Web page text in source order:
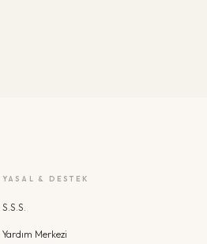
YASAL & DESTEK
S.S.S.
Yardım Merkezi